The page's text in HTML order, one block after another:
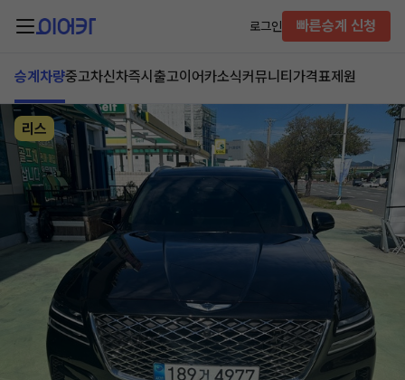
로그인 빠른승계 신청
승계차량중고차신차즉시출고이어카소식커뮤니티 가격표제원
리스